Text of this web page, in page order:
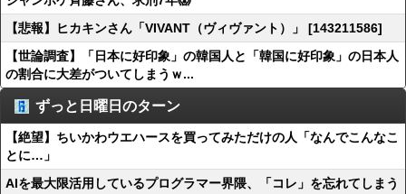
【悲報】ヒカキンさん「VIVANT（ヴィヴァント）」 [143211586]
【世論調査】「日本に好印象」の韓国人と「韓国に好印象」の日本人
の割合に大差がついてしまうｗ...
ずっと日曜日のターン
【絶望】ちいかわウエハースを買ってみただけの人「なんでこんなこ
とに…」
AIを最大限活用しているプログラマー界隈、「コレ」を忘れてしまう